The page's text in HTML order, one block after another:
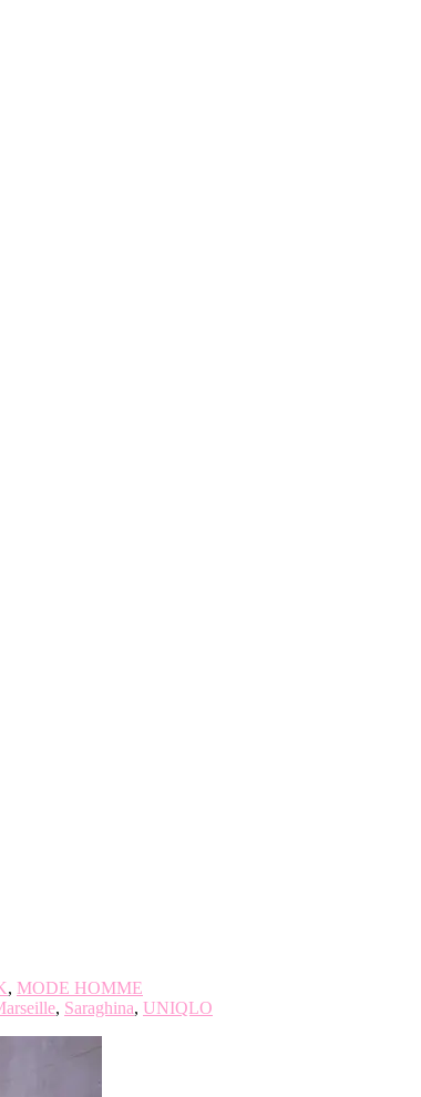
, MODE HOMME
, Saraghina, UNIQLO